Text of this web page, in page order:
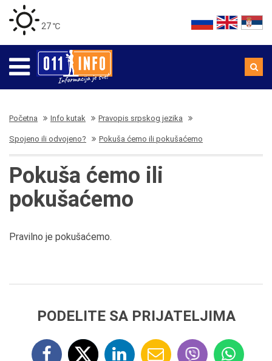
27 ℃
Početna Info kutak Pravopis srpskog jezika
Spojeno ili odvojeno? Pokuša ćemo ili pokušaćemo
Pokuša ćemo ili
pokušaćemo
Pravilno je pokušaćemo.
PODELITE SA PRIJATELJIMA